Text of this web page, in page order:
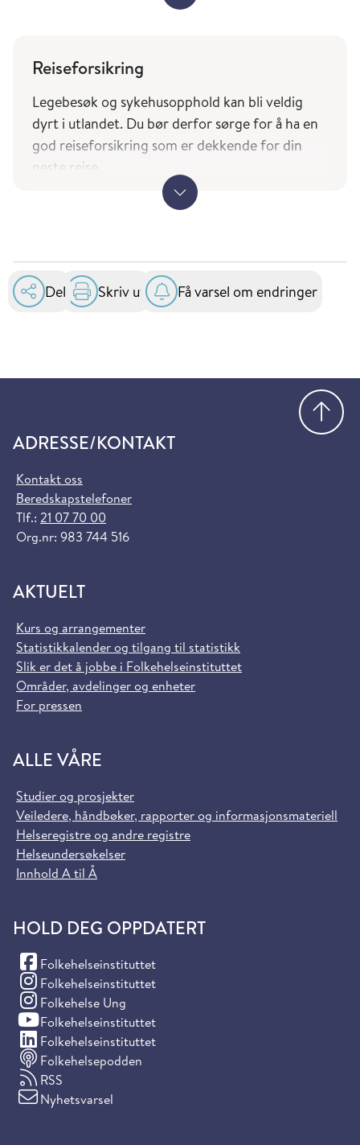
Landene du finner i tjenesten Smittevernråd og
reisevaksiner (fhi.no) er basert på UDs liste over
land Norge har diplomatiske forbindelser med.
Reiseforsikring
Legebesøk og sykehusopphold kan bli veldig
dyrt i utlandet. Du bør derfor sørge for å ha en
god reiseforsikring som er dekkende for din
neste reise.
Ved reise til andre EØS-land bør du også huske å
(helsenorge.no)
Kortet gir rett til nødvendig helsehjelp ved
Del Skriv ut Få varsel om endringer
ADRESSE/KONTAKT
Kontakt oss
Beredskapstelefoner
Tlf.: 21 07 70 00
Org.nr: 983 744 516
AKTUELT
Kurs og arrangementer
Statistikkalender og tilgang til statistikk
Slik er det å jobbe i Folkehelseinstituttet
Områder, avdelinger og enheter
For pressen
ALLE VÅRE
Studier og prosjekter
Veiledere, håndbøker, rapporter og informasjonsmateriell
Helseregistre og andre registre
Helseundersøkelser
Innhold A til Å
HOLD DEG OPPDATERT
Folkehelseinstituttet
(Facebook)
Folkehelseinstituttet
(Instagram)
Folkehelse Ung
(Instagram)
Folkehelseinstituttet
(YouTube)
Folkehelseinstituttet
(LinkedIn)
Folkehelsepodden
RSS
Nyhetsvarsel